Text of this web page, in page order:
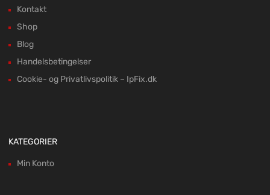
Kontakt
Shop
Blog
Handelsbetingelser
Cookie- og Privatlivspolitik – IpFix.dk
KATEGORIER
Min Konto